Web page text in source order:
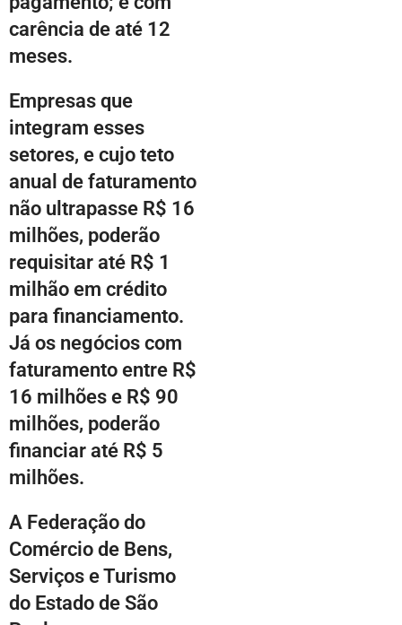
carência de até 12
meses.
Empresas que
integram esses
setores, e cujo teto
anual de faturamento
não ultrapasse R$ 16
milhões, poderão
requisitar até R$ 1
milhão em crédito
para financiamento.
Já os negócios com
faturamento entre R$
16 milhões e R$ 90
milhões, poderão
financiar até R$ 5
milhões.
A Federação do
Comércio de Bens,
Serviços e Turismo
do Estado de São